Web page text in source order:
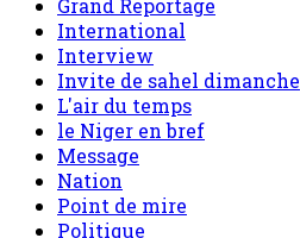
Grand Reportage
International
Interview
Invite de sahel dimanche
L'air du temps
le Niger en bref
Message
Nation
Point de mire
Politique